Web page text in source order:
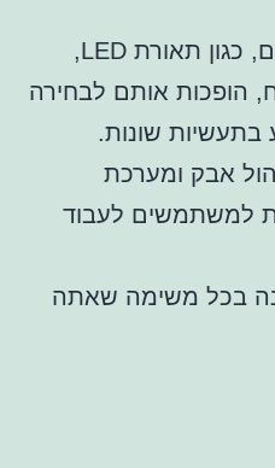
התכונות החדשניות שלהם, כגון תאורת LED,
הופכות אותם לבחירה
בתעשיות שונות.
אבק ומערכת
למשתמשים לעבוד
בכל משימה שאתה